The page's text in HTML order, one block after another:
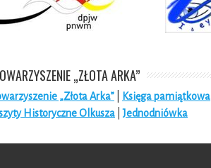
„ZŁOTA ARKA”
„Złota Arka”
Księga pamiątkowa
Historyczne Olkusza |Jednodniówka